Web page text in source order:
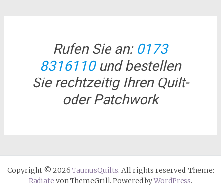
Rufen Sie an: 0173
8316110und bestellen
Sie rechtzeitig Ihren Quilt-
oder Patchwork
Copyright © 2026 TaunusQuilts. All rights reserved. Theme:
Radiate von ThemeGrill. Powered byWordPress.